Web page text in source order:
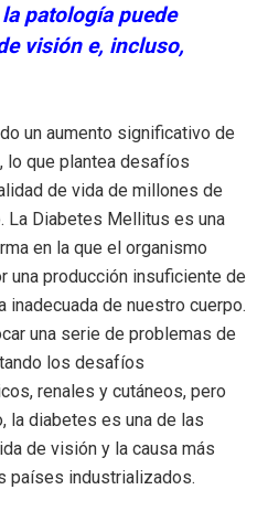
patología puede
visión e, incluso,
un aumento significativo de
lo que plantea desafíos
de vida de millones de
La Diabetes Mellitus es una
en la que el organismo
una producción insuficiente de
inadecuada de nuestro cuerpo.
una serie de problemas de
los desafíos
renales y cutáneos, pero
la diabetes es una de las
de visión y la causa más
países industrializados.